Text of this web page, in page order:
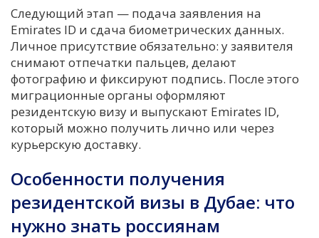
Следующий этап — подача заявления на
Emirates ID и сдача биометрических данных.
Личное присутствие обязательно: у заявителя
снимают отпечатки пальцев, делают
фотографию и фиксируют подпись. После этого
миграционные органы оформляют
резидентскую визу и выпускают Emirates ID,
который можно получить лично или через
курьерскую доставку.
Особенности получения
резидентской визы в Дубае: что
нужно знать россиянам